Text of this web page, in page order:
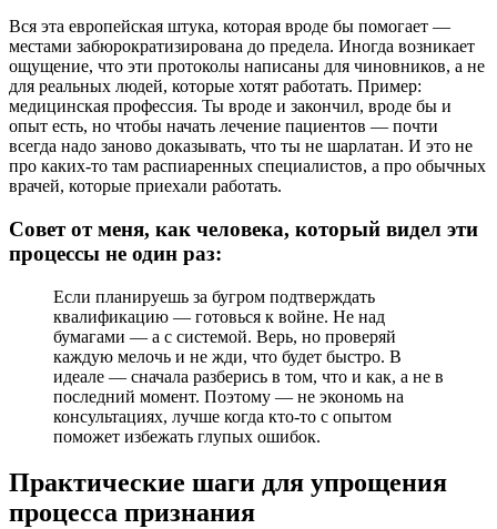
Вся эта европейская штука, которая вроде бы помогает —
местами забюрократизирована до предела. Иногда возникает
ощущение, что эти протоколы написаны для чиновников, а не
для реальных людей, которые хотят работать. Пример:
медицинская профессия. Ты вроде и закончил, вроде бы и
опыт есть, но чтобы начать лечение пациентов — почти
всегда надо заново доказывать, что ты не шарлатан. И это не
про каких-то там распиаренных специалистов, а про обычных
врачей, которые приехали работать.
Совет от меня, как человека, который видел эти
процессы не один раз:
Если планируешь за бугром подтверждать
квалификацию — готовься к войне. Не над
бумагами — а с системой. Верь, но проверяй
каждую мелочь и не жди, что будет быстро. В
идеале — сначала разберись в том, что и как, а не в
последний момент. Поэтому — не экономь на
консультациях, лучше когда кто-то с опытом
поможет избежать глупых ошибок.
Практические шаги для упрощения
процесса признания